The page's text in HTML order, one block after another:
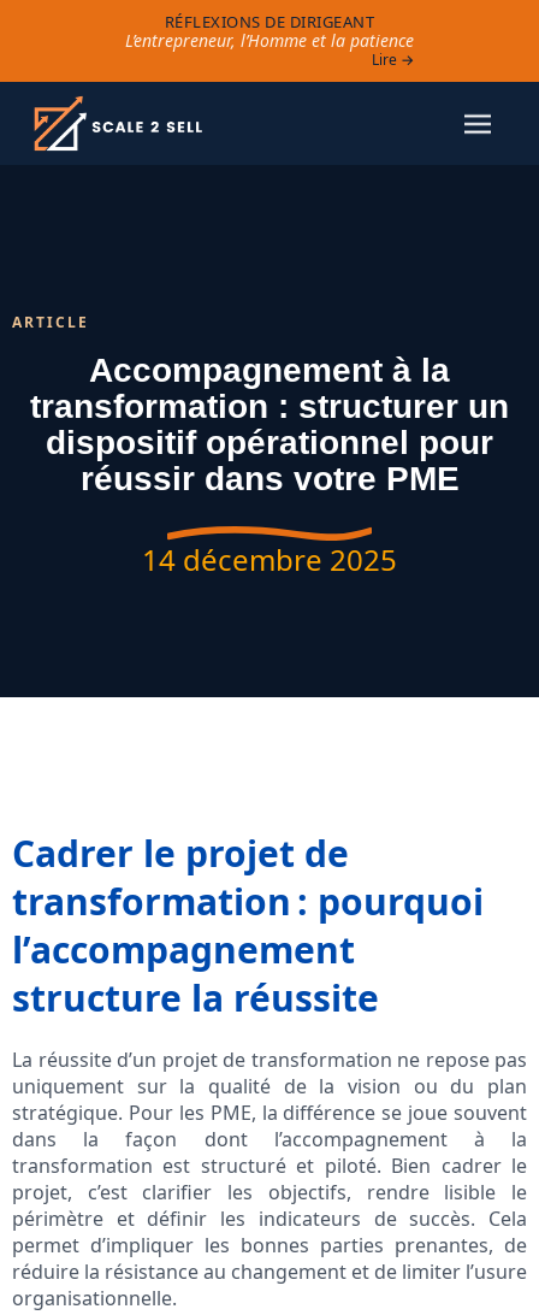
RÉFLEXIONS DE DIRIGEANT
L’entrepreneur, l’Homme et la patience
Lire →
ARTICLE
Accompagnement à la
transformation : structurer un
dispositif opérationnel pour
réussir dans votre PME
14 décembre 2025
Cadrer le projet de
transformation : pourquoi
l’accompagnement
structure la réussite
La réussite d’un projet de transformation ne repose pas
uniquement sur la qualité de la vision ou du plan
stratégique. Pour les PME, la différence se joue souvent
dans la façon dont l’accompagnement à la
transformation est structuré et piloté. Bien cadrer le
projet, c’est clarifier les objectifs, rendre lisible le
périmètre et définir les indicateurs de succès. Cela
permet d’impliquer les bonnes parties prenantes, de
réduire la résistance au changement et de limiter l’usure
organisationnelle.